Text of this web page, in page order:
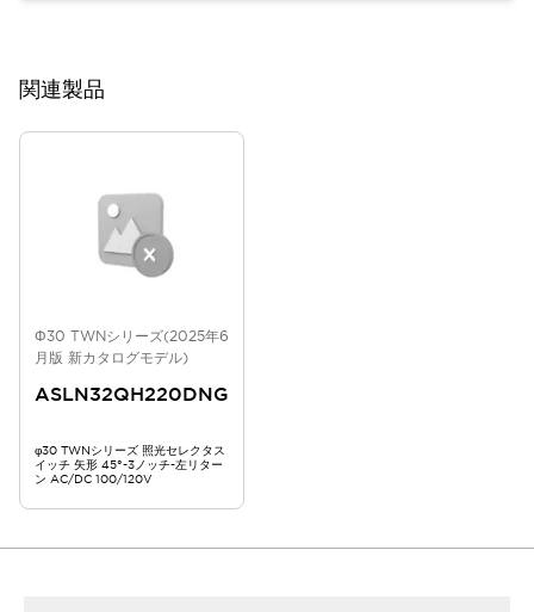
関連製品
Φ30 TWNシリーズ(2025年6
月版 新カタログモデル)
ASLN32QH220DNG
φ30 TWNシリーズ 照光セレクタス
イッチ 矢形 45°-3ノッチ-左リター
ン AC/DC 100/120V